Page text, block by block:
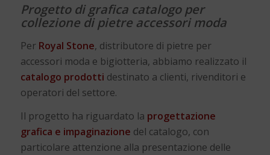
Progetto di grafica catalogo per
collezione di pietre accessori moda
Per Royal Stone, distributore di pietre per
accessori moda e bigiotteria, abbiamo realizzato il
catalogo prodotti destinato a clienti, rivenditori e
operatori del settore.
Il progetto ha riguardato la progettazione
grafica e impaginazione del catalogo, con
particolare attenzione alla presentazione delle